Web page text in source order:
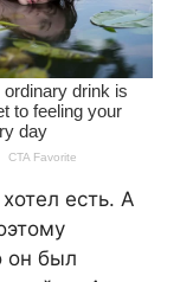
есть. А
он был